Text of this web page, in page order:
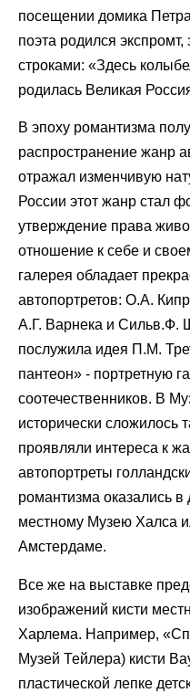
посещении домика
поэта родился
строками: «Здесь
родилась Великая
В эпоху романтизма
распространение жанр
отражал изменчивую
России этот жанр стал
утверждение права
отношение к себе и
галерея обладает
автопортретов: О.А.
А.Г. Варнека и Сильв.Ф.
послужила идея П.М.
пантеон» - портретную
соотечественников. В
исторически сложилось
проявляли интереса к
автопортреты
романтизма оказались в
местному Музею Халса
Амстердаме.
Все же на выставке
изображений кисти
Харлема. Например,
Музей Тейлера) кисти
пластической лепке